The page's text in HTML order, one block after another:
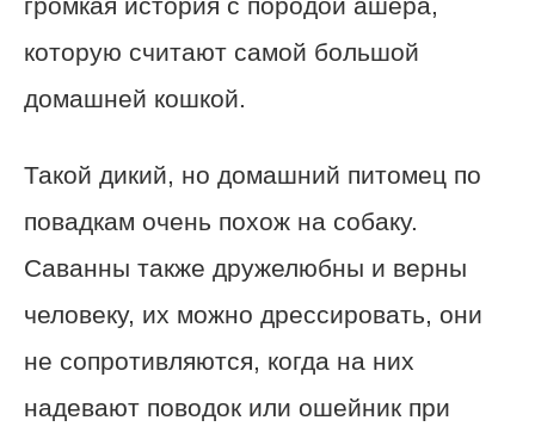
которую считают самой большой
домашней кошкой.
Такой дикий, но домашний питомец по
повадкам очень похож на собаку.
Саванны также дружелюбны и верны
человеку, их можно дрессировать, они
не сопротивляются, когда на них
надевают поводок или ошейник при